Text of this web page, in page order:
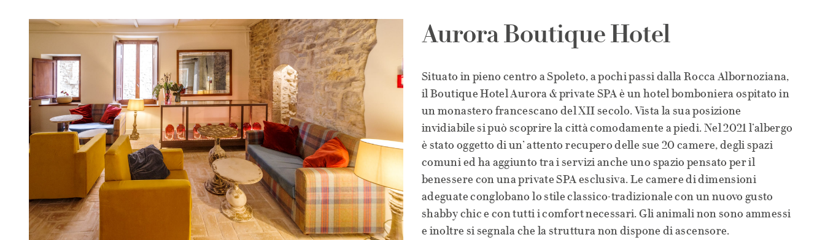
Aurora Boutique Hotel
Situato in pieno centro a Spoleto, a pochi passi dalla Rocca Albornoziana,
il Boutique Hotel Aurora & private SPA è un hotel bomboniera ospitato in
un monastero francescano del XII secolo. Vista la sua posizione
invidiabile si può scoprire la città comodamente a piedi. Nel 2021 l’albergo
è stato oggetto di un’ attento recupero delle sue 20 camere, degli spazi
comuni ed ha aggiunto tra i servizi anche uno spazio pensato per il
benessere con una private SPA esclusiva. Le camere di dimensioni
adeguate conglobano lo stile classico-tradizionale con un nuovo gusto
shabby chic e con tutti i comfort necessari. Gli animali non sono ammessi
e inoltre si segnala che la struttura non dispone di ascensore.